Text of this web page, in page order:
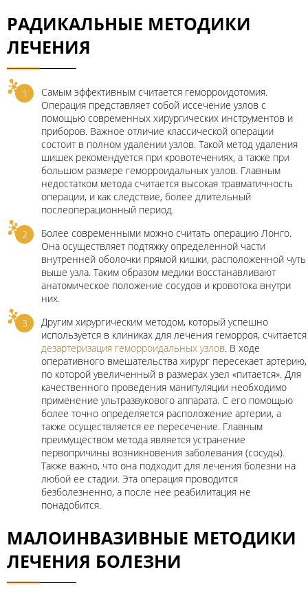
РАДИКАЛЬНЫЕ МЕТОДИКИ
ЛЕЧЕНИЯ
Самым эффективным считается геморроидотомия.
Операция представляет собой иссечение узлов с
помощью современных хирургических инструментов и
приборов. Важное отличие классической операции
состоит в полном удалении узлов. Такой метод удаления
шишек рекомендуется при кровотечениях, а также при
большом размере геморроидальных узлов. Главным
недостатком метода считается высокая травматичность
операции, и как следствие, более длительный
послеоперационный период.
Более современными можно считать операцию Лонго.
Она осуществляет подтяжку определенной части
внутренней оболочки прямой кишки, расположенной чуть
выше узла. Таким образом медики восстанавливают
анатомическое положение сосудов и кровотока внутри
них.
Другим хирургическим методом, который успешно
используется в клиниках для лечения геморроя, считается
дезартеризация геморроидальных узлов. В ходе
оперативного вмешательства хирург пересекает артерию,
по которой увеличенный в размерах узел «питается». Для
качественного проведения манипуляции необходимо
применение ультразвукового аппарата. С его помощью
более точно определяется расположение артерии, а
также осуществляется ее пересечение. Главным
преимуществом метода является устранение
первопричины возникновения заболевания (сосуды).
Также важно, что она подходит для лечения болезни на
любой ее стадии. Эта операция проводится
безболезненно, а после нее реабилитация не
понадобится.
МАЛОИНВАЗИВНЫЕ МЕТОДИКИ
ЛЕЧЕНИЯ БОЛЕЗНИ